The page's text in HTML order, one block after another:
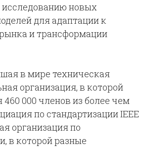
новых
для адаптации к
и трансформации
в мире техническая
организация, в которой
000 членов из более чем
по стандартизации IEEE
организация по
в которой разные